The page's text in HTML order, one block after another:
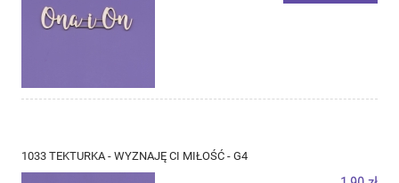
1033 TEKTURKA - WYZNAJĘ CI MIŁOŚĆ - G4